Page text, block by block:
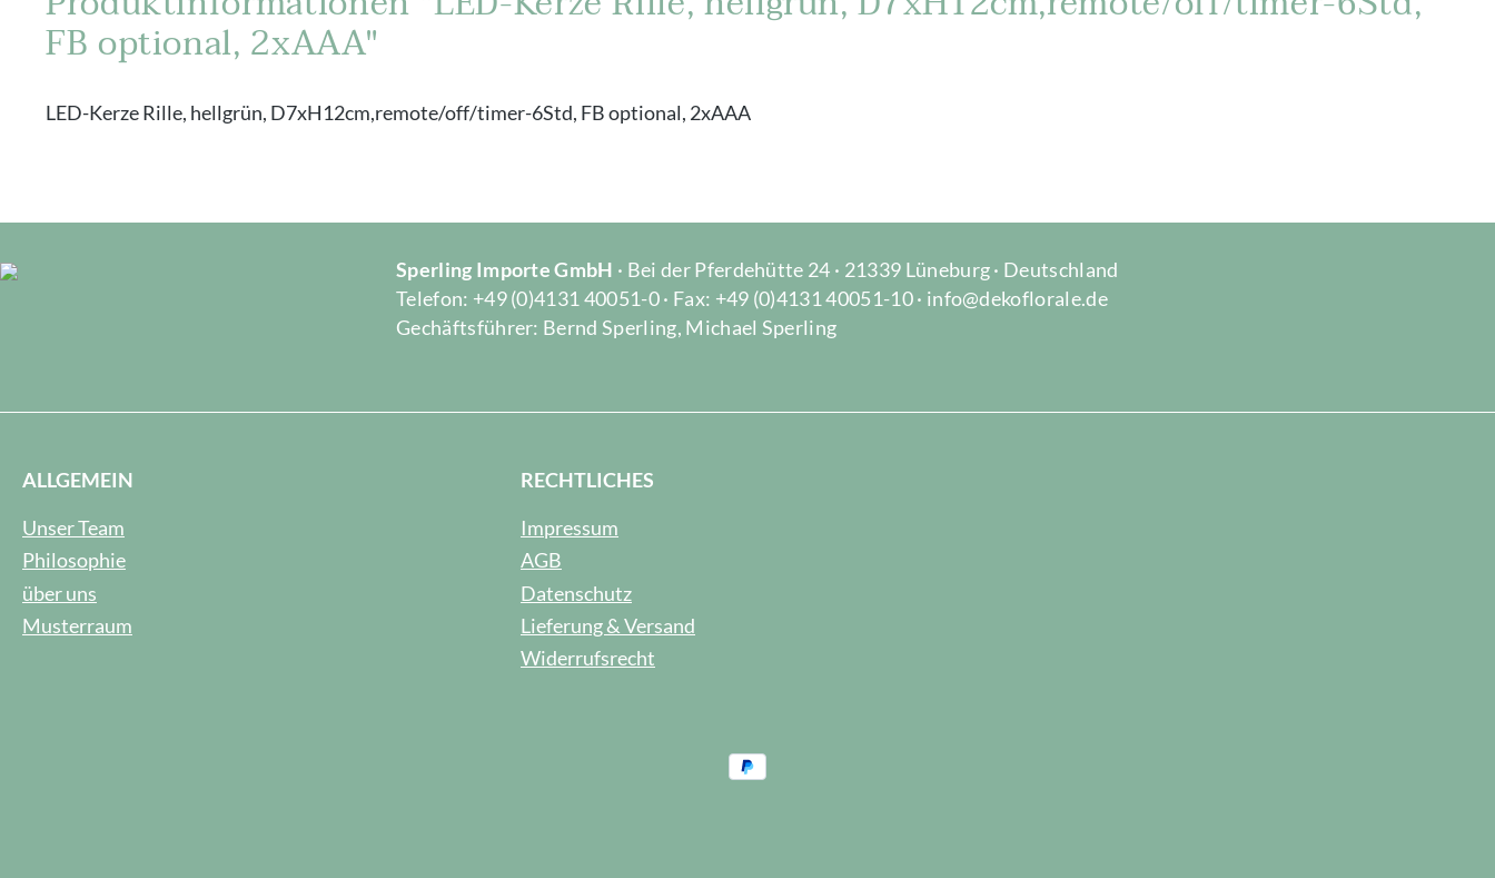
FB optional, 2xAAA"
LED-Kerze Rille, hellgrün, D7xH12cm,remote/off/timer-6Std, FB optional, 2xAAA
Sperling Importe GmbH · Bei der Pferdehütte 24 · 21339 Lüneburg · Deutschland
Telefon: +49 (0)4131 40051-0 · Fax: +49 (0)4131 40051-10 · info@dekoflorale.de
Gechäftsführer: Bernd Sperling, Michael Sperling
ALLGEMEIN
Unser Team
Philosophie
über uns
Musterraum
RECHTLICHES
Impressum
AGB
Datenschutz
Lieferung & Versand
Widerrufsrecht